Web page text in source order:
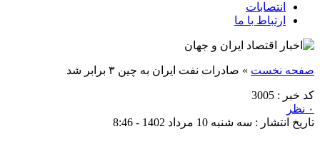
انتصابات
ارتباط با ما
صفحه نخست » صادرات نفت ایران به چین ۳ برابر شد
کد خبر : 3005
۰ نظر
تاریخ انتشار : سه شنبه 10 مرداد 1402 - 8:46